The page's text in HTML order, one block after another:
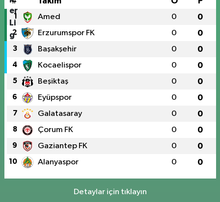
1 Amed 0 0
2 Erzurumspor FK 0 0
3 Başakşehir 0 0
4 Kocaelispor 0 0
5 Beşiktaş 0 0
6 Eyüpspor 0 0
7 Galatasaray 0 0
8 Çorum FK 0 0
9 Gaziantep FK 0 0
10 Alanyaspor 0 0
Detaylar için tıklayın